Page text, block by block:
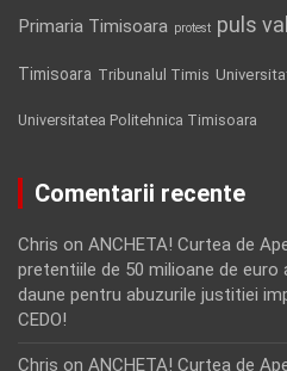
Primaria Timisoara protest puls
Timisoara Tribunalul Timis
Universitatea Politehnica Timisoara
Comentarii recente
Chris on ANCHETA! Curtea de
pretentiile de 50 milioane de euro
daune pentru abuzurile justitiei
CEDO!
Chris on ANCHETA! Curtea de